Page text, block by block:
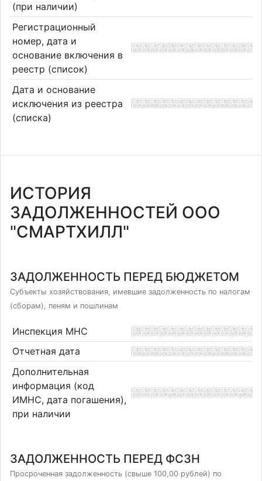
(при наличии)
Регистрационный
номер, дата и
основание включения в
реестр (список)
Дата и основание
исключения из реестра
(списка)
ИСТОРИЯ
ЗАДОЛЖЕННОСТЕЙ ООО
"СМАРТХИЛЛ"
ЗАДОЛЖЕННОСТЬ ПЕРЕД БЮДЖЕТОМ
Субъекты хозяйствования, имевшие задолженность по налогам
(сборам), пеням и пошлинам
Инспекция МНС
Отчетная дата
Дополнительная
информация (код
ИМНС, дата погашения),
при наличии
ЗАДОЛЖЕННОСТЬ ПЕРЕД ФСЗН
Просроченная задолженность (свыше 100,00 рублей) по